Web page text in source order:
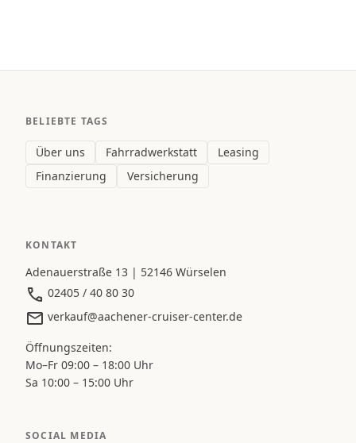
BELIEBTE TAGS
Über uns Fahrradwerkstatt
Leasing
Finanzierung
Versicherung
KONTAKT
Adenauerstraße 13 | 52146 Würselen
02405 / 40 80 30
verkauf@aachener-cruiser-center.de
Öffnungszeiten:
Mo–Fr 09:00 – 18:00 Uhr
Sa 10:00 – 15:00 Uhr
SOCIAL MEDIA